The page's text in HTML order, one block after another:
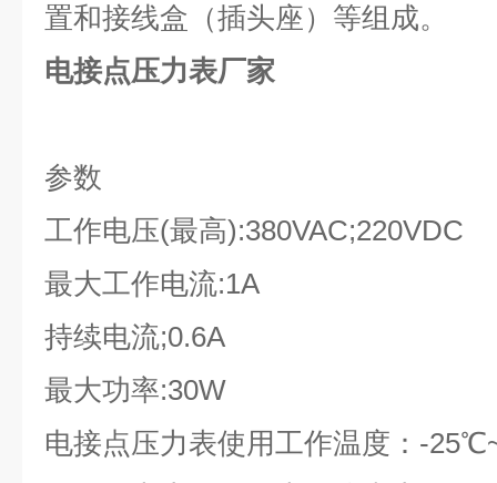
置和接线盒（插头座）等组成。
电接点压力表厂家
参数
工作电压(最高):380VAC;220VDC
最大工作电流:1A
持续电流;0.6A
最大功率:30W
电接点压力表使用工作温度：-